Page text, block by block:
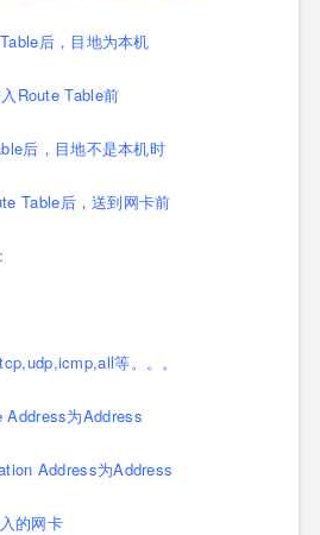
后，目地为本机
Route Table前
后，目地不是本机时
Table后，送到网卡前
等。。。
为Address
Address为Address
的网卡